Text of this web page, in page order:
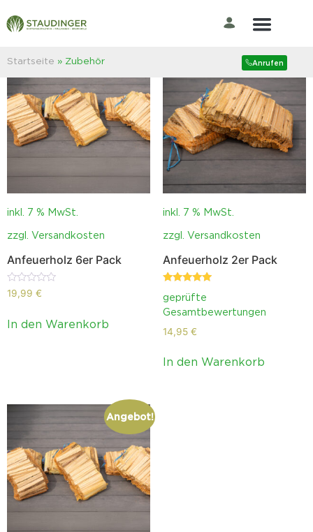
Startseite » Zubehör Anrufen
Zubehör
inkl. 7 % MwSt.
zzgl. Versandkosten
Anfeuerholz 6er Pack
Bewertet
mit
von
5
19,99 €
In den Warenkorb
inkl. 7 % MwSt.
zzgl. Versandkosten
Anfeuerholz 2er Pack
5.00
von 5
geprüfte
Gesamtbewertungen
14,95 €
In den Warenkorb
Angebot!